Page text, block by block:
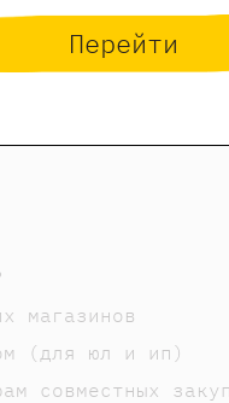
Перейти
соглашение
магазинов
(для юл и ип)
совместных